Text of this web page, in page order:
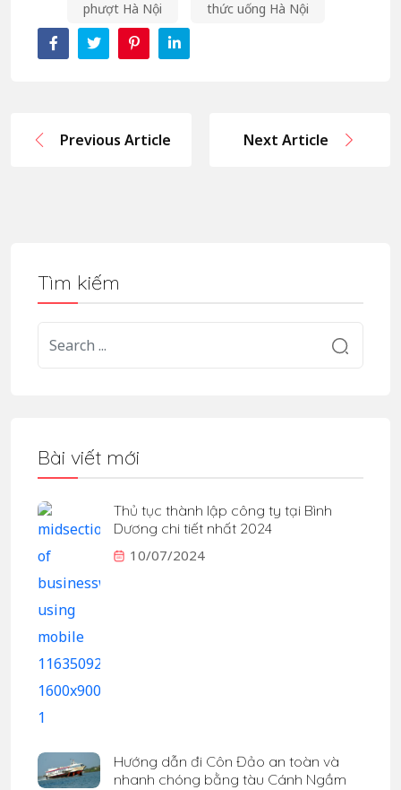
phượt Hà Nội thức uống Hà Nội
Previous Article Next Article
Tìm kiếm
Bài viết mới
Thủ tục thành lập công ty tại Bình
Dương chi tiết nhất 2024
10/07/2024
Hướng dẫn đi Côn Đảo an toàn và
nhanh chóng bằng tàu Cánh Ngầm